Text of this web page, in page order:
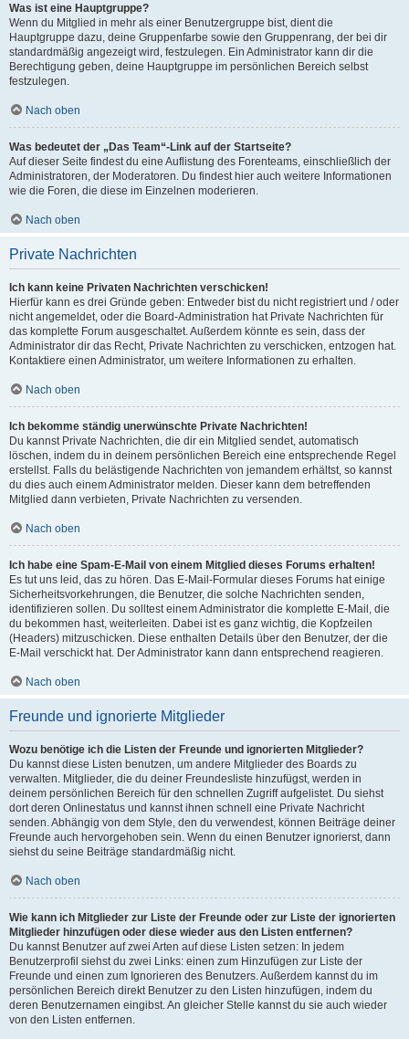
Was ist eine Hauptgruppe?
Wenn du Mitglied in mehr als einer Benutzergruppe bist, dient die
Hauptgruppe dazu, deine Gruppenfarbe sowie den Gruppenrang, der bei dir
standardmäßig angezeigt wird, festzulegen. Ein Administrator kann dir die
Berechtigung geben, deine Hauptgruppe im persönlichen Bereich selbst
festzulegen.
Nach oben
Was bedeutet der „Das Team“-Link auf der Startseite?
Auf dieser Seite findest du eine Auflistung des Forenteams, einschließlich der
Administratoren, der Moderatoren. Du findest hier auch weitere Informationen
wie die Foren, die diese im Einzelnen moderieren.
Nach oben
Private Nachrichten
Ich kann keine Privaten Nachrichten verschicken!
Hierfür kann es drei Gründe geben: Entweder bist du nicht registriert und / oder
nicht angemeldet, oder die Board-Administration hat Private Nachrichten für
das komplette Forum ausgeschaltet. Außerdem könnte es sein, dass der
Administrator dir das Recht, Private Nachrichten zu verschicken, entzogen hat.
Kontaktiere einen Administrator, um weitere Informationen zu erhalten.
Nach oben
Ich bekomme ständig unerwünschte Private Nachrichten!
Du kannst Private Nachrichten, die dir ein Mitglied sendet, automatisch
löschen, indem du in deinem persönlichen Bereich eine entsprechende Regel
erstellst. Falls du belästigende Nachrichten von jemandem erhältst, so kannst
du dies auch einem Administrator melden. Dieser kann dem betreffenden
Mitglied dann verbieten, Private Nachrichten zu versenden.
Nach oben
Ich habe eine Spam-E-Mail von einem Mitglied dieses Forums erhalten!
Es tut uns leid, das zu hören. Das E-Mail-Formular dieses Forums hat einige
Sicherheitsvorkehrungen, die Benutzer, die solche Nachrichten senden,
identifizieren sollen. Du solltest einem Administrator die komplette E-Mail, die
du bekommen hast, weiterleiten. Dabei ist es ganz wichtig, die Kopfzeilen
(Headers) mitzuschicken. Diese enthalten Details über den Benutzer, der die
E-Mail verschickt hat. Der Administrator kann dann entsprechend reagieren.
Nach oben
Freunde und ignorierte Mitglieder
Wozu benötige ich die Listen der Freunde und ignorierten Mitglieder?
Du kannst diese Listen benutzen, um andere Mitglieder des Boards zu
verwalten. Mitglieder, die du deiner Freundesliste hinzufügst, werden in
deinem persönlichen Bereich für den schnellen Zugriff aufgelistet. Du siehst
dort deren Onlinestatus und kannst ihnen schnell eine Private Nachricht
senden. Abhängig von dem Style, den du verwendest, können Beiträge deiner
Freunde auch hervorgehoben sein. Wenn du einen Benutzer ignorierst, dann
siehst du seine Beiträge standardmäßig nicht.
Nach oben
Wie kann ich Mitglieder zur Liste der Freunde oder zur Liste der ignorierten
Mitglieder hinzufügen oder diese wieder aus den Listen entfernen?
Du kannst Benutzer auf zwei Arten auf diese Listen setzen: In jedem
Benutzerprofil siehst du zwei Links: einen zum Hinzufügen zur Liste der
Freunde und einen zum Ignorieren des Benutzers. Außerdem kannst du im
persönlichen Bereich direkt Benutzer zu den Listen hinzufügen, indem du
deren Benutzernamen eingibst. An gleicher Stelle kannst du sie auch wieder
von den Listen entfernen.